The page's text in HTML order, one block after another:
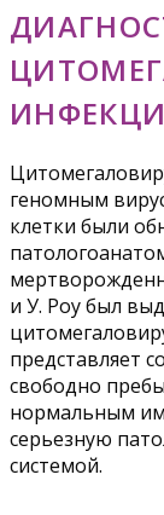
геномным
клетки были
и У. Роу был
представляет
свободно
нормальным
серьезную
системой.